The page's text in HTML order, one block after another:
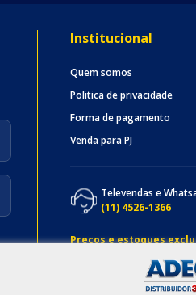
Institucional
Quem somos
Politica de privacidade
Forma de pagamento
Venda para PJ
Televendas e
(11) 4526-1366
Preços e estoques